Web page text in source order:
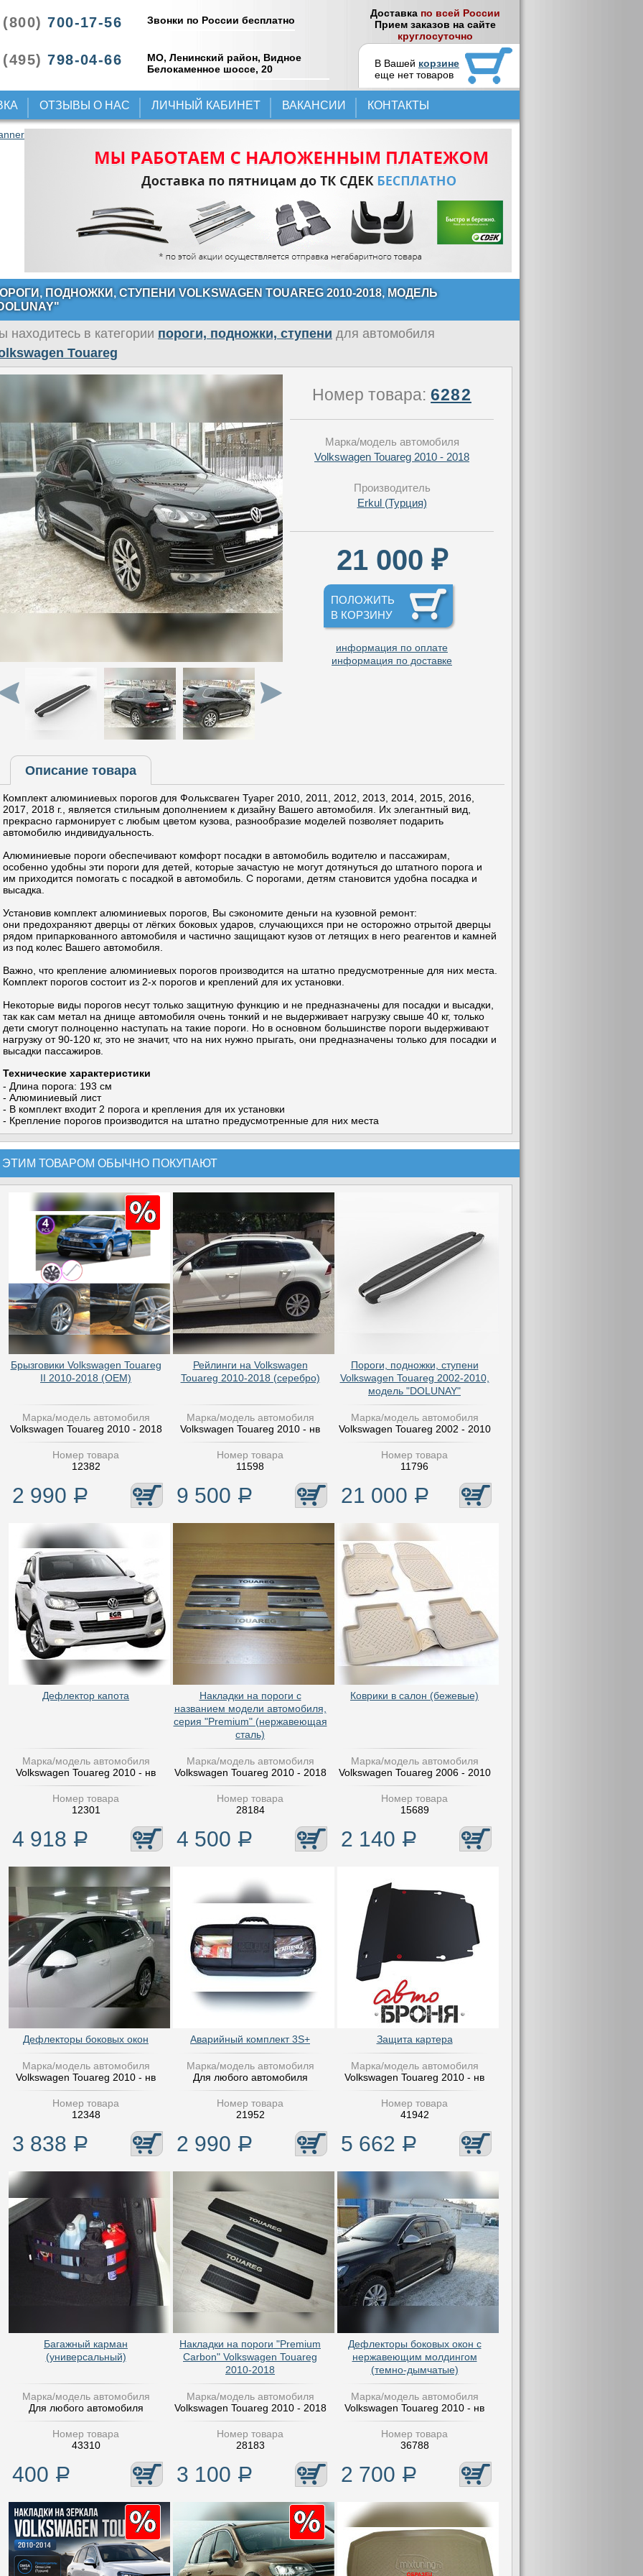
700-17-56
798-04-66
Звонки по России бесплатно
МО, Ленинский район, Видное
Белокаменное шоссе, 20
Доставка по всей России
Прием заказов на сайте
круглосуточно
В Вашей корзине
еще нет товаров
ОТЗЫВЫ О НАС ЛИЧНЫЙ КАБИНЕТ ВАКАНСИИ КОНТАКТЫ
ПОДНОЖКИ, СТУПЕНИ VOLKSWAGEN TOUAREG 2010-2018, МОДЕЛЬ
находитесь в категории пороги, подножки, ступени для автомобиля
Touareg
Номер товара:6282
Марка/модель автомобиля
Volkswagen Touareg 2010 - 2018
Производитель
Erkul (Турция)
21 000 ₽
ПОЛОЖИТЬ
В КОРЗИНУ
информация по оплате
информация по доставке
Описание товара
Комплект алюминиевых порогов для Фольксваген Туарег 2010, 2011, 2012, 2013, 2014, 2015, 2016,
2017, 2018 г., является стильным дополнением к дизайну Вашего автомобиля. Их элегантный вид,
прекрасно гармонирует с любым цветом кузова, разнообразие моделей позволяет подарить
автомобилю индивидуальность.
Алюминиевые пороги обеспечивают комфорт посадки в автомобиль водителю и пассажирам,
особенно удобны эти пороги для детей, которые зачастую не могут дотянуться до штатного порога и
им приходится помогать с посадкой в автомобиль. С порогами, детям становится удобна посадка и
высадка.
Установив комплект алюминиевых порогов, Вы сэкономите деньги на кузовной ремонт:
они предохраняют дверцы от лёгких боковых ударов, случающихся при не осторожно отрытой дверцы
рядом припаркованного автомобиля и частично защищают кузов от летящих в него реагентов и камней
из под колес Вашего автомобиля.
Важно, что крепление алюминиевых порогов производится на штатно предусмотренные для них места.
Комплект порогов состоит из 2-х порогов и креплений для их установки.
Некоторые виды порогов несут только защитную функцию и не предназначены для посадки и высадки,
так как сам метал на днище автомобиля очень тонкий и не выдерживает нагрузку свыше 40 кг, только
дети смогут полноценно наступать на такие пороги. Но в основном большинстве пороги выдерживают
нагрузку от 90-120 кг, это не значит, что на них нужно прыгать, они предназначены только для посадки и
высадки пассажиров.
Технические характеристики
- Длина порога: 193 см
- Алюминиевый лист
- В комплект входит 2 порога и крепления для их установки
- Крепление порогов производится на штатно предусмотренные для них места
ЭТИМ ТОВАРОМ ОБЫЧНО ПОКУПАЮТ
Брызговики Volkswagen Touareg
II 2010-2018 (OEM)
Марка/модель автомобиля
Volkswagen Touareg 2010 - 2018
Номер товара
12382
2 990 Р
Рейлинги на Volkswagen
Touareg 2010-2018 (серебро)
Марка/модель автомобиля
Volkswagen Touareg 2010 - нв
Номер товара
11598
9 500 Р
Пороги, подножки, ступени
Volkswagen Touareg 2002-2010,
модель "DOLUNAY"
Марка/модель автомобиля
Volkswagen Touareg 2002 - 2010
Номер товара
11796
21 000 Р
Дефлектор капота
Марка/модель автомобиля
Volkswagen Touareg 2010 - нв
Номер товара
12301
4 918 Р
Накладки на пороги с
названием модели автомобиля,
серия "Premium" (нержавеющая
сталь)
Марка/модель автомобиля
Volkswagen Touareg 2010 - 2018
Номер товара
28184
4 500 Р
Коврики в салон (бежевые)
Марка/модель автомобиля
Volkswagen Touareg 2006 - 2010
Номер товара
15689
2 140 Р
Дефлекторы боковых окон
Марка/модель автомобиля
Volkswagen Touareg 2010 - нв
Номер товара
12348
3 838 Р
Аварийный комплект 3S+
Марка/модель автомобиля
Для любого автомобиля
Номер товара
21952
2 990 Р
Защита картера
Марка/модель автомобиля
Volkswagen Touareg 2010 - нв
Номер товара
41942
5 662 Р
Багажный карман
(универсальный)
Марка/модель автомобиля
Для любого автомобиля
Номер товара
43310
400 Р
Накладки на пороги "Premium
Carbon" Volkswagen Touareg
2010-2018
Марка/модель автомобиля
Volkswagen Touareg 2010 - 2018
Номер товара
28183
3 100 Р
Дефлекторы боковых окон с
нержавеющим молдингом
(темно-дымчатые)
Марка/модель автомобиля
Volkswagen Touareg 2010 - нв
Номер товара
36788
2 700 Р